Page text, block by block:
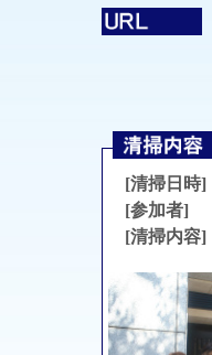
[清掃日時
[参加者]
[清掃内容